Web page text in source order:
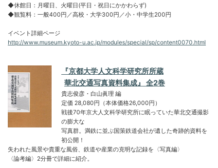
◆休館日：月曜日、火曜日(平日・祝日にかかわらず)
◆観覧料：一般400円／高校・大学300円／小・中学生200円
イベント詳細ページ
http://www.museum.kyoto-u.ac.jp/modules/special/sp/content0070.html
『京都大学人文科学研究所所蔵
華北交通写真資料集成』 全2巻
貴志俊彦・白山眞理 編
定価 28,080円（本体価格26,000円）
戦後70年京大人文科学研究所に眠っていた華北交通撮影
の膨大な
写真群。満鉄に並ぶ国策鉄道会社が遺した奇跡的資料を
初公開！
失われた風景や貴重な風俗、鉄道や産業の克明な記録を〈写真編〉
〈論考編〉2分冊で詳細に紹介。